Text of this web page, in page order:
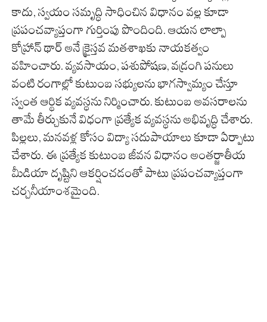
కాదు, స్వయం సమృద్ధి సాధించిన విధానం వల్ల కూడా
ప్రపంచవ్యాప్తంగా గుర్తింపు పొందింది. ఆయన లాల్పా
కోహ్రాన్ థార్ అనే క్రైస్తవ మతశాఖకు నాయకత్వం
వహించారు. వ్యవసాయం, పశుపోషణ, వడ్రంగి పనులు
వంటి రంగాల్లో కుటుంబ సభ్యులను భాగస్వామ్యం చేస్తూ
స్వంత ఆర్థిక వ్యవస్థను నిర్మించారు. కుటుంబ అవసరాలను
తామే తీర్చుకునే విధంగా ప్రత్యేక వ్యవస్థను అభివృద్ధి చేశారు.
పిల్లలు, మనవళ్ల కోసం విద్యా సదుపాయాలు కూడా ఏర్పాటు
చేశారు. ఈ ప్రత్యేక కుటుంబ జీవన విధానం అంతర్జాతీయ
మీడియా దృష్టిని ఆకర్షించడంతో పాటు ప్రపంచవ్యాప్తంగా
చర్చనీయాంశమైంది.